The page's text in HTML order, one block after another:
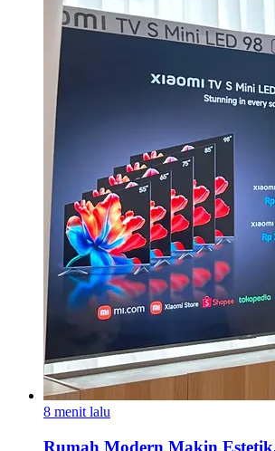
8 menit lalu
Rumah Modern Makin